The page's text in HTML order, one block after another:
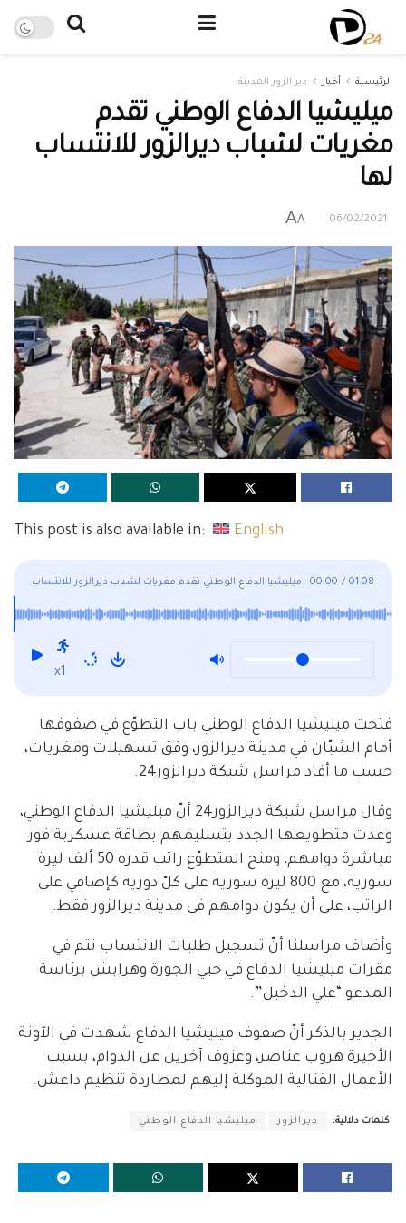
الرئيسية أخبار دير الزور المدينة
ميليشيا الدفاع الوطني تقدم
مغريات لشباب ديرالزور للانتساب
لها
06/02/2021
A
A
This post is also available in: English
ميليشيا الدفاع الوطني تقدم مغريات لشباب ديرالزور للانتساب
لها
00:00 / 01:08
x1
فتحت ميليشيا الدفاع الوطني باب التطوّع في صفوفها
أمام الشبّان في مدينة ديرالزور، وفق تسهيلات ومغريات،
حسب ما أفاد مراسل شبكة ديرالزور24.
وقال مراسل شبكة ديرالزور24 أنّ ميليشيا الدفاع الوطني،
وعدت متطويعها الجدد بتسليمهم بطاقة عسكرية فور
مباشرة دوامهم، ومنح المتطوّع راتب قدره 50 ألف ليرة
سورية، مع 800 ليرة سورية على كلّ دورية كإضافي على
الراتب، على أن يكون دوامهم في مدينة ديرالزور فقط.
وأضاف مراسلنا أنّ تسجيل طلبات الانتساب تتم في
مقرات ميليشيا الدفاع في حيي الجورة وهرابش برئاسة
المدعو “علي الدخيل”.
الجدير بالذكر أنّ صفوف ميليشيا الدفاع شهدت في الآونة
الأخيرة هروب عناصر، وعزوف آخرين عن الدوام، بسبب
الأعمال القتالية الموكلة إليهم لمطاردة تنظيم داعش.
كلمات دلالية: ديرالزور ميليشيا الدفاع الوطني